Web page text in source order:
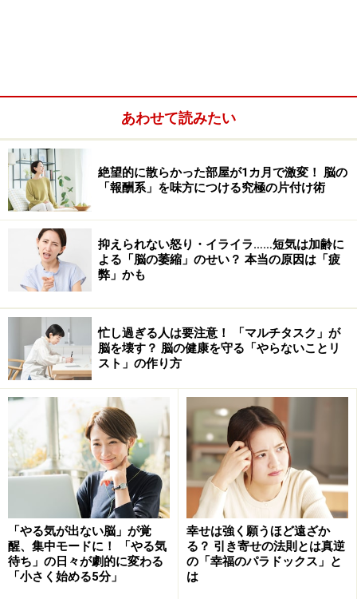
し、できればしたくはないですよね。防ぐにはどうすれ
ばいいでしょうか。
思い込みによるミスを減らす方法は「しく
みを意識して注意する」こと
ヒントは、「プライミング効果とは」の中で紹介した、
いわゆる「ひっかけ遊び」の中にあります。「10回続け
て『ピザ』と言ってみて」という指示に従った後、腕の
関節を指して「ここは？」とたずねられると、うっかり
ひっかかって「ヒザ（膝）」と答えてしまうものです。
あわせて読みたい
絶望的に散らかった部屋が1カ月で激変！ 脳の
「報酬系」を味方につける究極の片付け術
抑えられない怒り・イライラ……短気は加齢に
よる「脳の萎縮」のせい？ 本当の原因は「疲
弊」かも
忙し過ぎる人は要注意！ 「マルチタスク」が
脳を壊す？ 脳の健康を守る「やらないことリ
スト」の作り方
「やる気が出ない脳」が覚
醒、集中モードに！ 「やる気
待ち」の日々が劇的に変わる
「小さく始める5分」
幸せは強く願うほど遠ざか
る？ 引き寄せの法則とは真逆
の「幸福のパラドックス」と
は